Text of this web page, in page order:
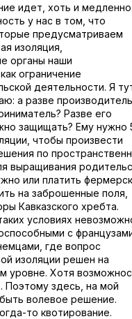
идет, хоть и медленно.
у нас в том, что
предусматриваем
изоляция,
органы наши
ограничение
деятельности. Я
а разве производитель
Разве его
защищать? Ему нужно
чтобы произвести
по
выращивания
или платить
на заброшенные поля,
Кавказского хребта.
условиях
с
где вопрос
изоляции решен на
уровне. Хотя
Поэтому здесь, на мой
волевое решение.
то квотирование.